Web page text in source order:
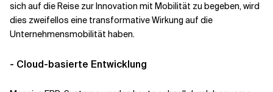
sich auf die Reise zur Innovation mit Mobilität zu begeben, wird
dies zweifellos eine transformative Wirkung auf die
Unternehmensmobilität haben.
- Cloud-basierte Entwicklung